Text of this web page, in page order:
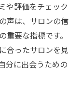
や評価をチェック
声は、サロンの信
要な指標です。
合ったサロンを見
分に出会うための